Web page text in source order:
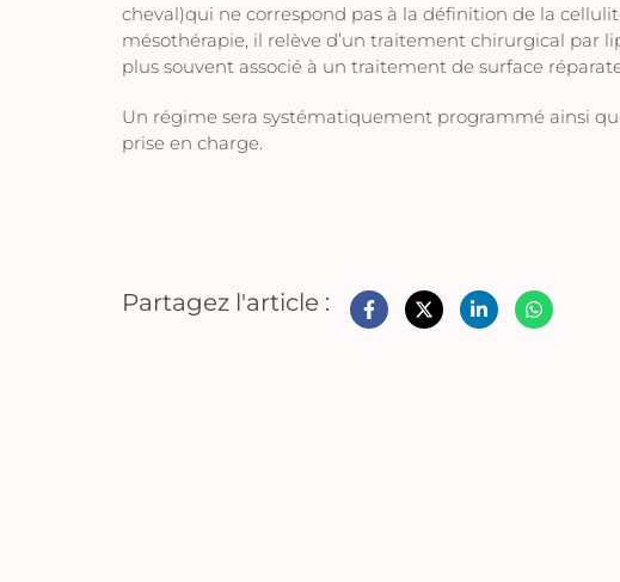
cheval)qui ne correspond pas à la définition de la
mésothérapie, il relève d’un traitement chirurgical
plus souvent associé à un traitement de surface
Un régime sera systématiquement programmé ainsi
prise en charge.
Partagez l'article :